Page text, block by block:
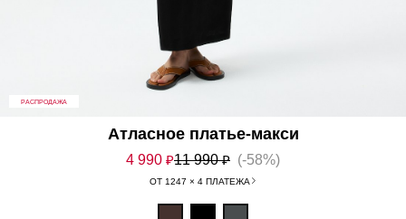
РАСПРОДАЖА
Атласное платье-макси
4 990 ₽11 990₽ (-58%)
ОТ 1247 × 4 ПЛАТЕЖА